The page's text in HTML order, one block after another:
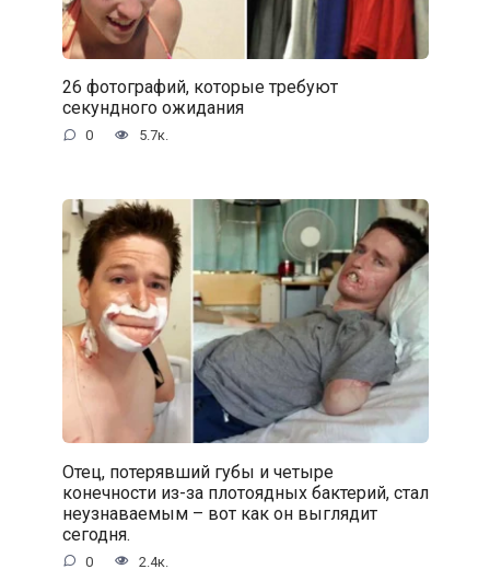
26 фотографий, которые требуют
секундного ожидания
0 5.7к.
Отец, потерявший губы и четыре
конечности из-за плотоядных бактерий, стал
неузнаваемым – вот как он выглядит
сегодня.
0 2.4к.